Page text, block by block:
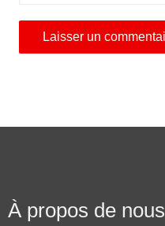
À propos de nous